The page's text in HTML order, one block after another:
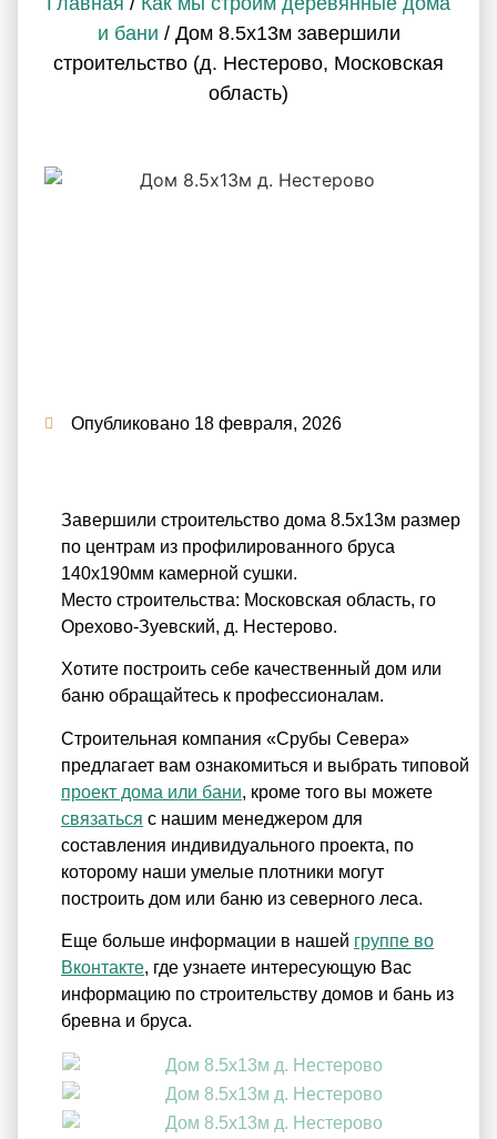
и бани / Дом 8.5х13м завершили
строительство (д. Нестерово, Московская
область)
Опубликовано 18 февраля, 2026
Завершили строительство дома 8.5х13м размер
по центрам из профилированного бруса
140х190мм камерной сушки.
Место строительства: Московская область, го
Орехово-Зуевский, д. Нестерово.
Хотите построить себе качественный дом или
баню обращайтесь к профессионалам.
Строительная компания «Срубы Севера»
предлагает вам ознакомиться и выбрать типовой
проект дома или бани, кроме того вы можете
связаться с нашим менеджером для
составления индивидуального проекта, по
которому наши умелые плотники могут
построить дом или баню из северного леса.
Еще больше информации в нашей группе во
Вконтакте, где узнаете интересующую Вас
информацию по строительству домов и бань из
бревна и бруса.